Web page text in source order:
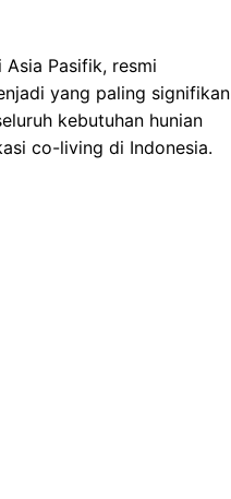
Pasifik, resmi
yang paling signifikan
kebutuhan hunian
co-living di Indonesia.